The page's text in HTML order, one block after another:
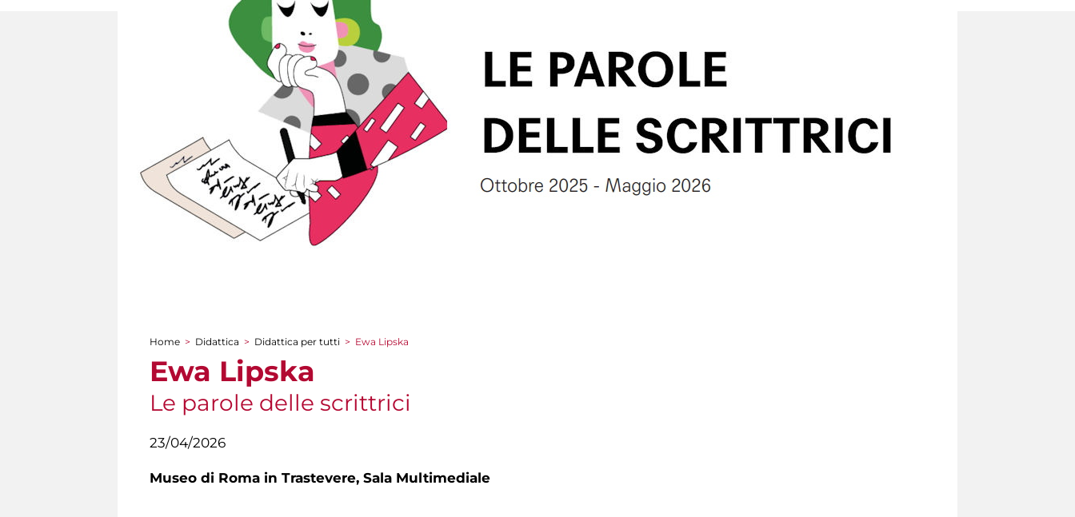
Tu sei qui
Home > Didattica > Didattica per tutti > Ewa Lipska
Ewa Lipska
Le parole delle scrittrici
23/04/2026
Museo di Roma in Trastevere, Sala Multimediale